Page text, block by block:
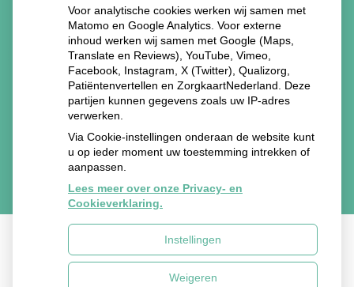
Voor analytische cookies werken wij samen met
Matomo en Google Analytics. Voor externe
inhoud werken wij samen met Google (Maps,
Translate en Reviews), YouTube, Vimeo,
Facebook, Instagram, X (Twitter), Qualizorg,
Patiëntenvertellen en ZorgkaartNederland. Deze
partijen kunnen gegevens zoals uw IP-adres
verwerken.
Via Cookie-instellingen onderaan de website kunt
u op ieder moment uw toestemming intrekken of
aanpassen.
Lees meer over onze Privacy- en
Cookieverklaring.
Instellingen
Weigeren